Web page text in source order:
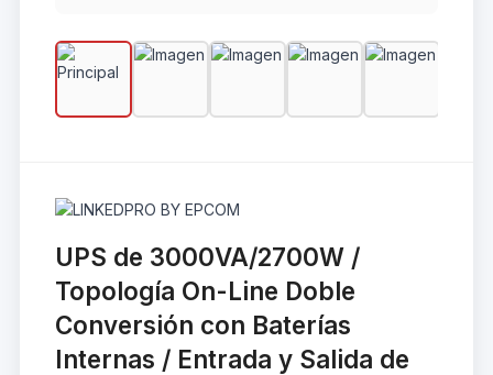
UPS de 3000VA/2700W /
Topología On-Line Doble
Conversión con Baterías
Internas / Entrada y Salida de